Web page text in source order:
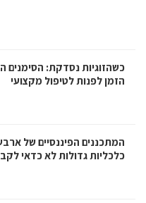
כשהזוגיות נסדקת: הסימנים
הזמן לפנות לטיפול מקצועי
המתכננים הפיננסיים של
כלכליות גדולות לא כדאי